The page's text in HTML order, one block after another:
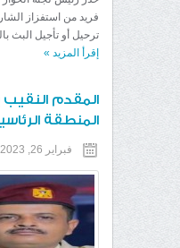
فريد من استفزاز
ترحيل أو تأجيل البث
إقرأ المزيد »
المقدم
المنطقة
فبراير 26, 2023